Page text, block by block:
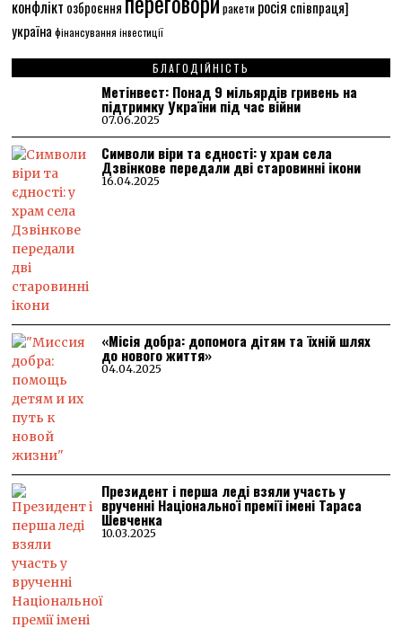
конфлікт озброєння ракети росія співпраця]
україна фінансування інвестиції
БЛАГОДІЙНІСТЬ
Метінвест: Понад 9 мільярдів гривень на
підтримку України під час війни
07.06.2025
Символи віри та єдності: у храм села
Дзвінкове передали дві старовинні ікони
16.04.2025
«Місія добра: допомога дітям та їхній шлях
до нового життя»
04.04.2025
Президент і перша леді взяли участь у
врученні Національної премії імені Тараса
Шевченка
10.03.2025